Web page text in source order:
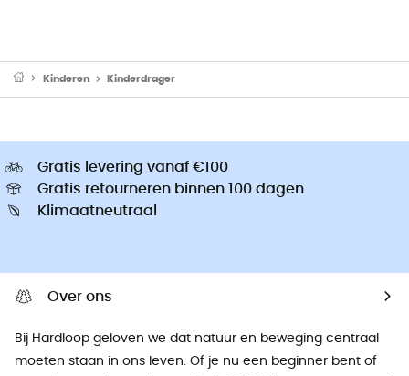
Kinderen Kinderdrager
Gratis levering vanaf €100
Gratis retourneren binnen 100 dagen
Klimaatneutraal
Over ons
Bij Hardloop geloven we dat natuur en beweging centraal
moeten staan ​​in ons leven. Of je nu een beginner bent of